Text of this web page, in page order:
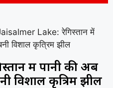
Lake: रेगिस्तान में
विशाल कृत्रिम झील
में पानी की अब
विशाल कृत्रिम झील